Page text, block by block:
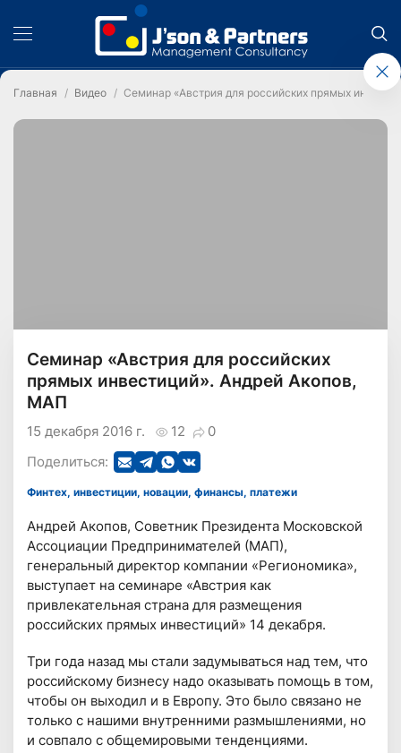
Главная Видео Семинар «Австрия для российских прямых
Семинар «Австрия для российских
прямых инвестиций». Андрей Акопов,
МАП
12 0
15 декабря 2016 г.
Поделиться:
Финтех, инвестиции, новации, финансы, платежи
Андрей Акопов, Советник Президента Московской
Ассоциации Предпринимателей (МАП),
генеральный директор компании «Региономика»,
выступает на семинаре «Австрия как
привлекательная страна для размещения
российских прямых инвестиций» 14 декабря.
Три года назад мы стали задумываться над тем, что
российскому бизнесу надо оказывать помощь в том,
чтобы он выходил и в Европу. Это было связано не
только с нашими внутренними размышлениями, но
и совпало с общемировыми тенденциями.